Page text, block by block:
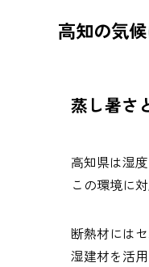
高知の気
蒸し暑さ
高知県は湿
この環境に
断熱材には
湿建材を活